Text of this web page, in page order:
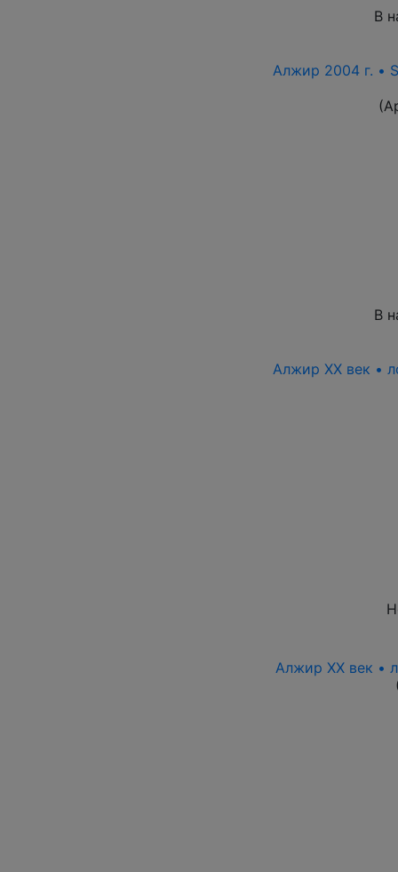
В
Алжир 2004 г. •
В
Алжир XX век •
Алжир XX век •